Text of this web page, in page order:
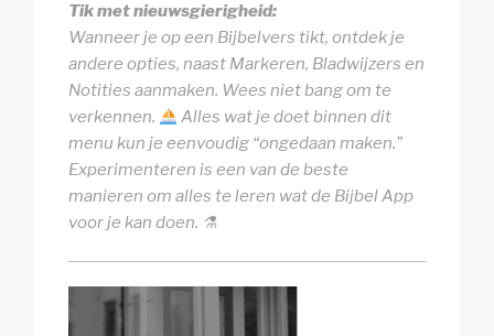
Tik met nieuwsgierigheid:
Wanneer je op een Bijbelvers tikt, ontdek je
andere opties, naast Markeren, Bladwijzers en
Notities aanmaken. Wees niet bang om te
verkennen.
Alles wat je doet binnen dit
menu kun je eenvoudig “ongedaan maken.”
Experimenteren is een van de beste
manieren om alles te leren wat de Bijbel App
voor je kan doen. ⚗